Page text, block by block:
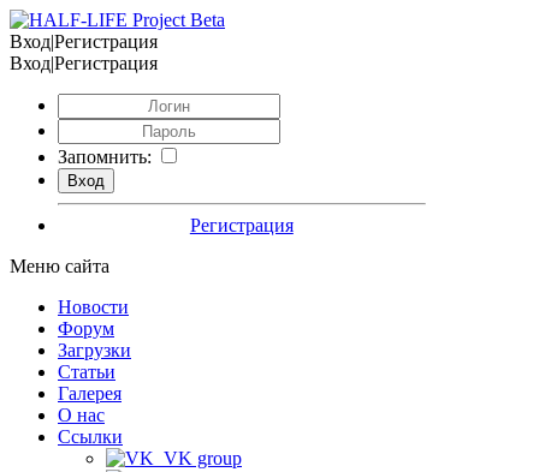
Вход|Регистрация
Вход|Регистрация
Запомнить:
Регистрация
Меню сайта
Новости
Форум
Загрузки
Статьи
Галерея
О нас
Ссылки
VK group